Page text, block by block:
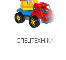
СПЕЦТЕХНІКА